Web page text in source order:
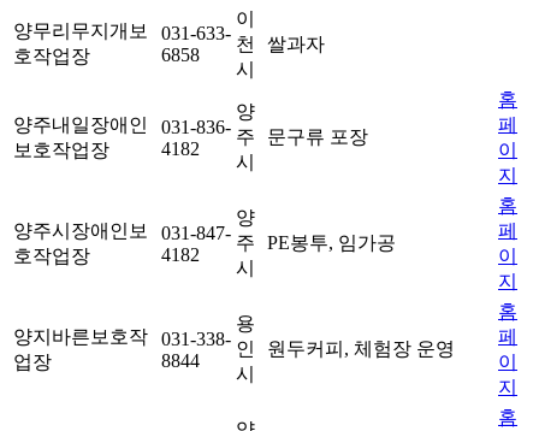
양무리무지개보
호작업장
031-633-
6858
이
천
시
쌀과자
양주내일장애인
보호작업장
031-836-
4182
양
주
시
문구류 포장
홈
페
이
지
양주시장애인보
호작업장
031-847-
4182
양
주
시
PE봉투, 임가공
홈
페
이
지
양지바른보호작
업장
031-338-
8844
용
인
시
원두커피, 체험장 운영
홈
페
이
지
홈